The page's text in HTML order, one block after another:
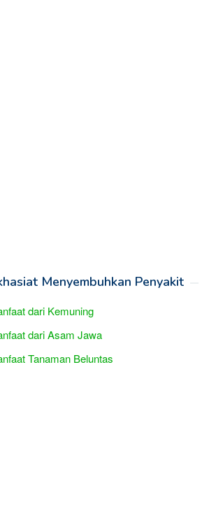
Menyembuhkan Penyakit
dari Kemuning
dari Asam Jawa
Tanaman Beluntas